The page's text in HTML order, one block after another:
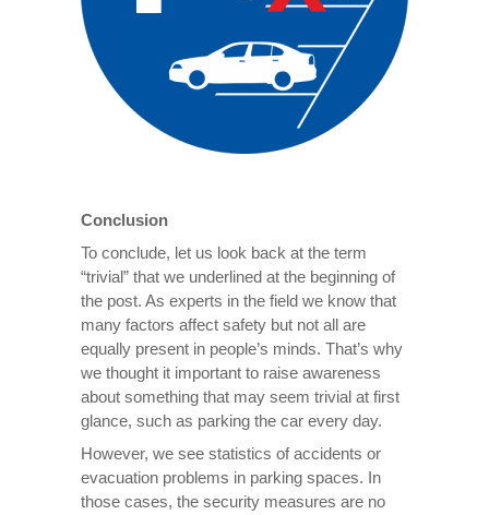
Conclusion
To conclude, let us look back at the term
“trivial” that we underlined at the beginning of
the post. As experts in the field we know that
many factors affect safety but not all are
equally present in people’s minds. That’s why
we thought it important to raise awareness
about something that may seem trivial at first
glance, such as parking the car every day.
However, we see statistics of accidents or
evacuation problems in parking spaces. In
those cases, the security measures are no